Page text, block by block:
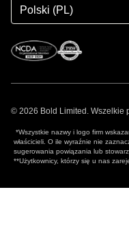
Polski (PL)
© 2026 Bold Limited. Wszelkie
*Wszystkie nazwy i logo firm
właścicieli. O ile wyraźnie nie
sugerowania powiązania lub
**Użytkownicy, którzy się u nas